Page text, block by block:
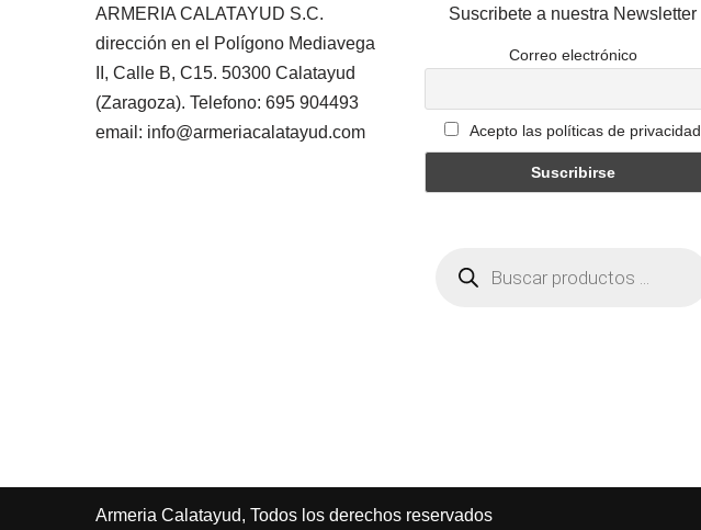
ARMERIA CALATAYUD S.C.
dirección en el Polígono Mediavega
II, Calle B, C15. 50300 Calatayud
(Zaragoza). Telefono: 695 904493
email: info@armeriacalatayud.com
Suscribete a nuestra Newsletter
Correo electrónico
Acepto las políticas de privacidad
Armeria Calatayud, Todos los derechos reservados